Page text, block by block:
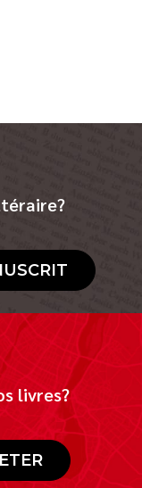
livres?